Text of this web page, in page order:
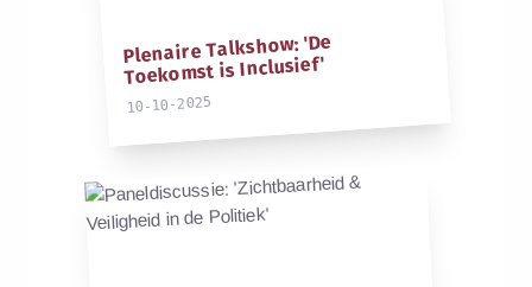
Plenaire Talkshow: 'De
Toekomst is Inclusief'
10-10-2025